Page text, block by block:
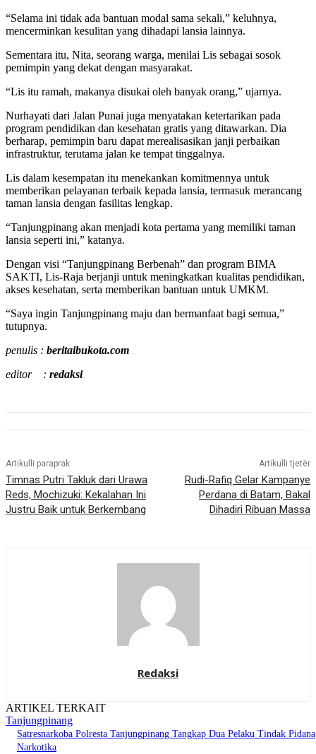
“Selama ini tidak ada bantuan modal sama sekali,” keluhnya,
mencerminkan kesulitan yang dihadapi lansia lainnya.
Sementara itu, Nita, seorang warga, menilai Lis sebagai sosok
pemimpin yang dekat dengan masyarakat.
“Lis itu ramah, makanya disukai oleh banyak orang,” ujarnya.
Nurhayati dari Jalan Punai juga menyatakan ketertarikan pada
program pendidikan dan kesehatan gratis yang ditawarkan. Dia
berharap, pemimpin baru dapat merealisasikan janji perbaikan
infrastruktur, terutama jalan ke tempat tinggalnya.
Lis dalam kesempatan itu menekankan komitmennya untuk
memberikan pelayanan terbaik kepada lansia, termasuk merancang
taman lansia dengan fasilitas lengkap.
“Tanjungpinang akan menjadi kota pertama yang memiliki taman
lansia seperti ini,” katanya.
Dengan visi “Tanjungpinang Berbenah” dan program BIMA
SAKTI, Lis-Raja berjanji untuk meningkatkan kualitas pendidikan,
akses kesehatan, serta memberikan bantuan untuk UMKM.
“Saya ingin Tanjungpinang maju dan bermanfaat bagi semua,”
tutupnya.
penulis : beritaibukota.com
editor : redaksi
Artikulli paraprak
Timnas Putri Takluk dari Urawa
Reds, Mochizuki: Kekalahan Ini
Justru Baik untuk Berkembang
Artikulli tjetër
Rudi-Rafiq Gelar Kampanye
Perdana di Batam, Bakal
Dihadiri Ribuan Massa
Redaksi
ARTIKEL TERKAIT
Tanjungpinang
Satresnarkoba Polresta Tanjungpinang Tangkap Dua Pelaku Tindak Pidana
Narkotika